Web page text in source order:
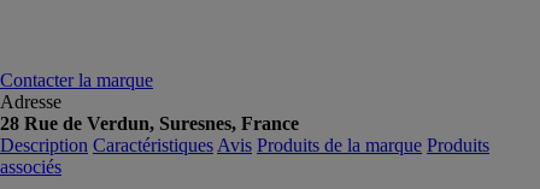
Contacter la marque
Adresse
28 Rue de Verdun, Suresnes, France
Description Caractéristiques Avis Produits de la marque Produits
associés